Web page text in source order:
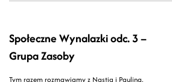
Społeczne Wynalazki odc. 3 –
Grupa Zasoby
Tym razem rozmawiamy z Nastją i Pauliną,